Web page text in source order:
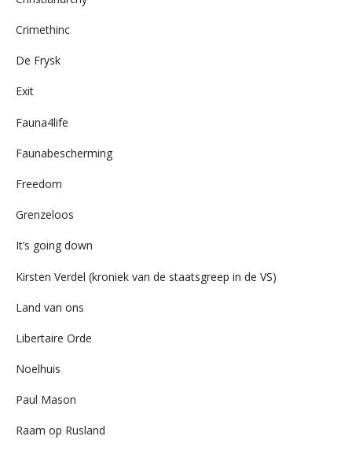
Crimethinc
De Frysk
Exit
Fauna4life
Faunabescherming
Freedom
Grenzeloos
It’s going down
Kirsten Verdel (kroniek van de staatsgreep in de VS)
Land van ons
Libertaire Orde
Noelhuis
Paul Mason
Raam op Rusland